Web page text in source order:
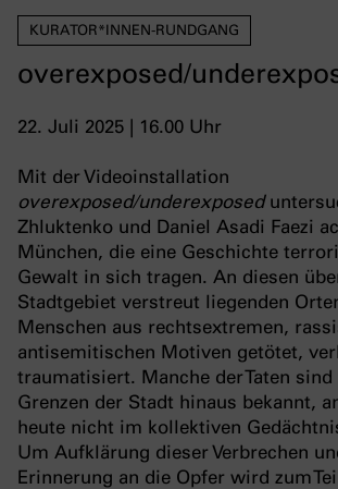
KURATOR*INNEN-RUNDGANG
overexposed/
22. Juli 2025 | 16.00 Uhr
Mit der Videoinstallation
overexposed/underexposed
Zhluktenko und Daniel Asadi Faezi
München, die eine Geschichte
Gewalt in sich tragen. An diesen
Stadtgebiet verstreut liegenden
Menschen aus rechtsextremen,
antisemitischen Motiven getötet,
traumatisiert. Manche der Taten
Grenzen der Stadt hinaus bekannt,
heute nicht im kollektiven
Um Aufklärung dieser Verbrechen
Erinnerung an die Opfer wird zum